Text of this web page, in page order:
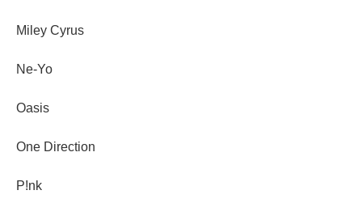
Miley Cyrus
Ne-Yo
Oasis
One Direction
P!nk